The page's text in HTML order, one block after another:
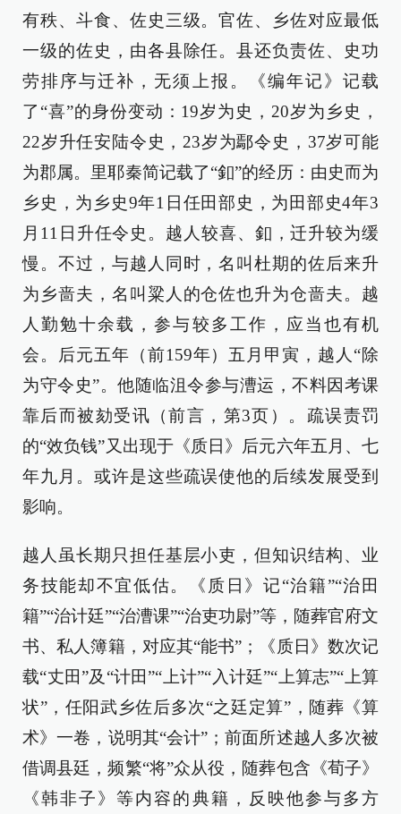
有秩、斗食、佐史三级。官佐、乡佐对应最低
一级的佐史，由各县除任。县还负责佐、史功
劳排序与迁补，无须上报。《编年记》记载
了“喜”的身份变动：19岁为史，20岁为乡史，
22岁升任安陆令史，23岁为鄢令史，37岁可能
为郡属。里耶秦简记载了“釦”的经历：由史而为
乡史，为乡史9年1日任田部史，为田部史4年3
月11日升任令史。越人较喜、釦，迁升较为缓
慢。不过，与越人同时，名叫杜期的佐后来升
为乡啬夫，名叫粱人的仓佐也升为仓啬夫。越
人勤勉十余载，参与较多工作，应当也有机
会。后元五年（前159年）五月甲寅，越人“除
为守令史”。他随临沮令参与漕运，不料因考课
靠后而被劾受讯（前言，第3页）。疏误责罚
的“效负钱”又出现于《质日》后元六年五月、七
年九月。或许是这些疏误使他的后续发展受到
影响。
越人虽长期只担任基层小吏，但知识结构、业
务技能却不宜低估。《质日》记“治籍”“治田
籍”“治计廷”“治漕课”“治吏功尉”等，随葬官府文
书、私人簿籍，对应其“能书”；《质日》数次记
载“丈田”及“计田”“上计”“入计廷”“上算志”“上算
状”，任阳武乡佐后多次“之廷定算”，随葬《算
术》一卷，说明其“会计”；前面所述越人多次被
借调县廷，频繁“将”众从役，随葬包含《荀子》
《韩非子》等内容的典籍，反映他参与多方